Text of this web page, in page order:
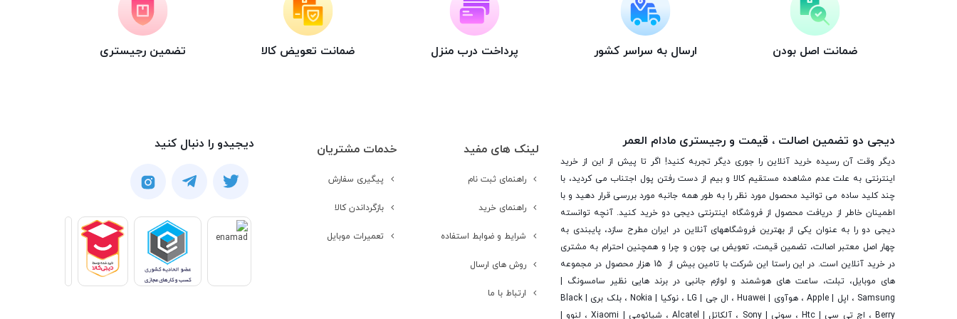
ضمانت اصل بودن ارسال به سراسر کشور پرداخت درب منزل ضمانت تعویض کالا تضمین رجیستری
دیجی دو تضمین اصالت ، قیمت و رجیستری مادام العمر
دیگر وقت آن رسیده خرید آنلاین را جوری دیگر تجربه کنید! اگر تا پیش از این از خرید
اینترنتی به علت عدم مشاهده مستقیم کالا و بیم از دست رفتن پول اجتناب می کردید، با
چند کلید ساده می توانید محصول مورد نظر را به طور همه جانبه مورد بررسی قرار دهید و با
اطمینان خاطر از دریافت محصول از فروشگاه اینترنتی دیجی دو خرید کنید. آنچه توانسته
دیجی دو را به عنوان یکی از بهترین فروشگاه­های آنلاین در ایران مطرح سازد، پایبندی به
چهار اصل معتبر اصالت، تضمین قیمت، تعویض بی چون و چرا و همچنین احترام به مشتری
در خرید آنلاین است. در این راستا این شرکت با تامین بیش از 15 هزار محصول در مجموعه
های موبایل، تبلت، ساعت های هوشمند و لوازم جانبی در برند هایی نظیر سامسونگ |
Samsung ، اپل | Apple ، هوآوی | Huawei ، ال جی | LG ، نوکیا | Nokia ، بلک بری | Black
Berry ، اچ تی سی | Htc ، سونی | Sony ، آلکاتل | Alcatel ، شیائومی | Xiaomi ، لنوو |
لینک های مفید
راهنمای ثبت نام
راهنمای خرید
شرایط و ضوابط استفاده
روش های ارسال
ارتباط با ما
خدمات مشتریان
پیگیری سفارش
بازگرداندن کالا
تعمیرات موبایل
دیجیدو را دنبال کنید